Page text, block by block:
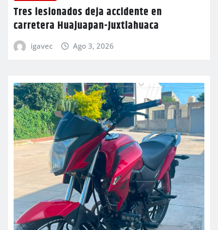
Tres lesionados deja accidente en
carretera Huajuapan-Juxtlahuaca
igavec Ago 3, 2026